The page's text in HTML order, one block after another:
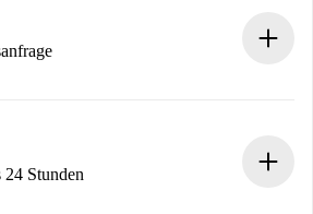
Informationen im Voraus.
wir dich erst belasten, wenn der
Stunden